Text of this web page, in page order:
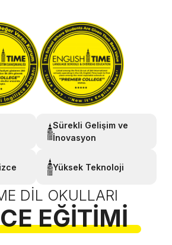
Sürekli Gelişim ve
İnovasyon
Yüksek Teknoloji
DIL OKULLARI
EĞITIMI